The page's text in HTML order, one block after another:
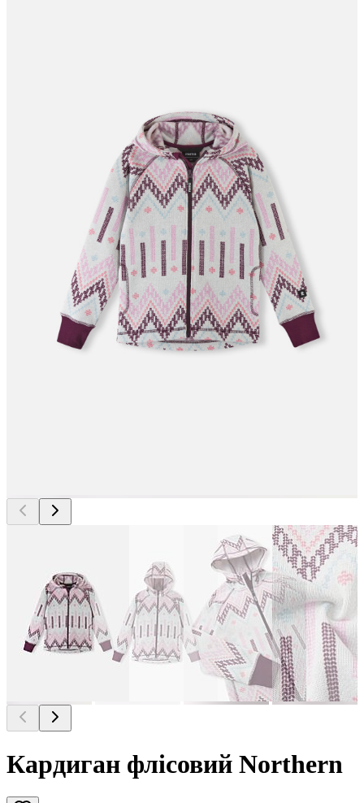
Кардиган флісовий Northern